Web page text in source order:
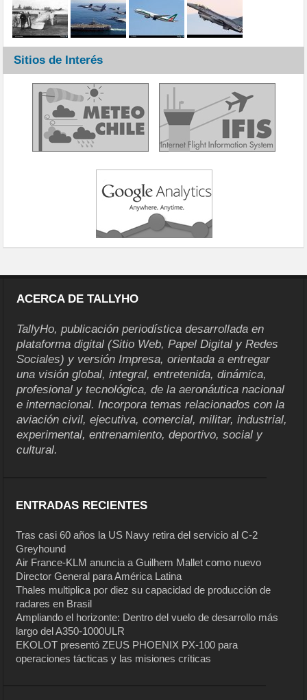
Sitios de Interés
ACERCA DE TALLYHO
TallyHo, publicación periodística desarrollada en
plataforma digital (Sitio Web, Papel Digital y Redes
Sociales) y versión Impresa, orientada a entregar
una visión global, integral, entretenida, dinámica,
profesional y tecnológica, de la aeronáutica nacional
e internacional. Incorpora temas relacionados con la
aviación civil, ejecutiva, comercial, militar, industrial,
experimental, entrenamiento, deportivo, social y
cultural.
ENTRADAS RECIENTES
Tras casi 60 años la US Navy retira del servicio al C-2
Greyhound
Air France-KLM anuncia a Guilhem Mallet como nuevo
Director General para América Latina
Thales multiplica por diez su capacidad de producción de
radares en Brasil
Ampliando el horizonte: Dentro del vuelo de desarrollo más
largo del A350-1000ULR
EKOLOT presentó ZEUS PHOENIX PX-100 para
operaciones tácticas y las misiones críticas